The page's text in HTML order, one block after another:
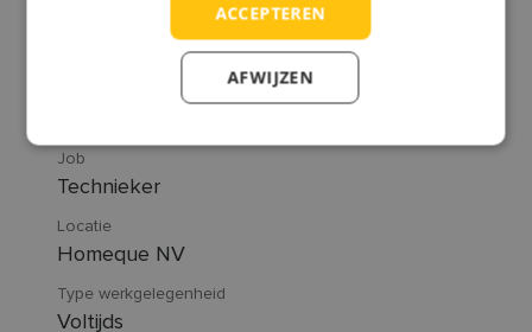
Functieomschrijving
Job
Technieker
Locatie
Homeque NV
Type werkgelegenheid
Voltijds
ACCEPTEREN
AFWIJZEN